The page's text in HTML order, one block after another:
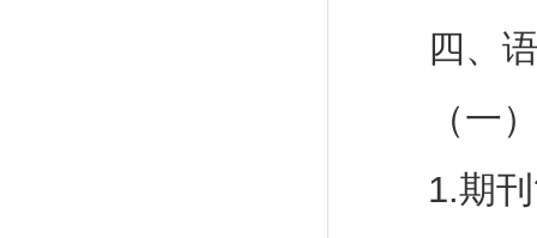
四、语
（一）
1.期刊